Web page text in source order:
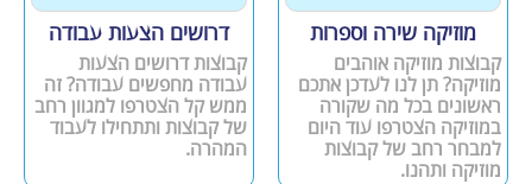
מוזיקה שירה וספרות
קבוצות מוזיקה אוהבים
מוזיקה? תן לנו לעדכן אתכם
ראשונים בכל מה שקורה
במוזיקה הצטרפו עוד היום
למבחר רחב של קבוצות
מוזיקה ותהנו.
דרושים הצעות עבודה
קבוצות דרושים הצעות
עבודה מחפשים עבודה? זה
ממש קל הצטרפו למגוון רחב
של קבוצות ותתחילו לעבוד
המהרה.